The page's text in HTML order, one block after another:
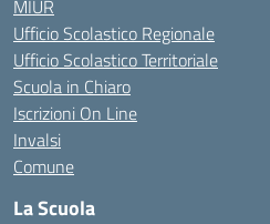
MIUR
Ufficio Scolastico Regionale
Ufficio Scolastico Territoriale
Scuola in Chiaro
Iscrizioni On Line
Invalsi
Comune
La Scuola